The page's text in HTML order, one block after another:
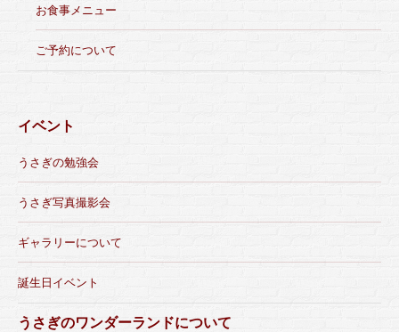
お食事メニュー
ご予約について
イベント
うさぎの勉強会
うさぎ写真撮影会
ギャラリーについて
誕生日イベント
うさぎのワンダーランドについて